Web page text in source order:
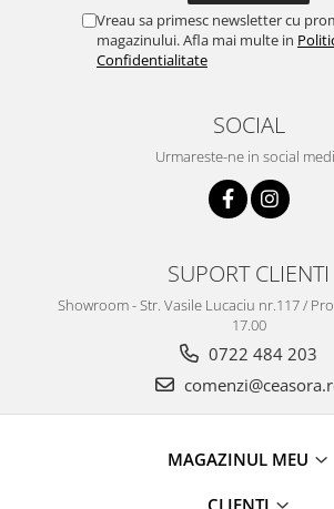
Truse / Kituri Ceasornicar
Vreau sa primesc newsletter cu
magazinului. Afla mai multe in
Confidentialitate
SOCIAL
Urmareste-ne in social
SUPORT CLIENTI
Showroom - Str. Vasile Lucaciu nr.117 /
17.00
0722 484 203
MAGAZINUL MEU